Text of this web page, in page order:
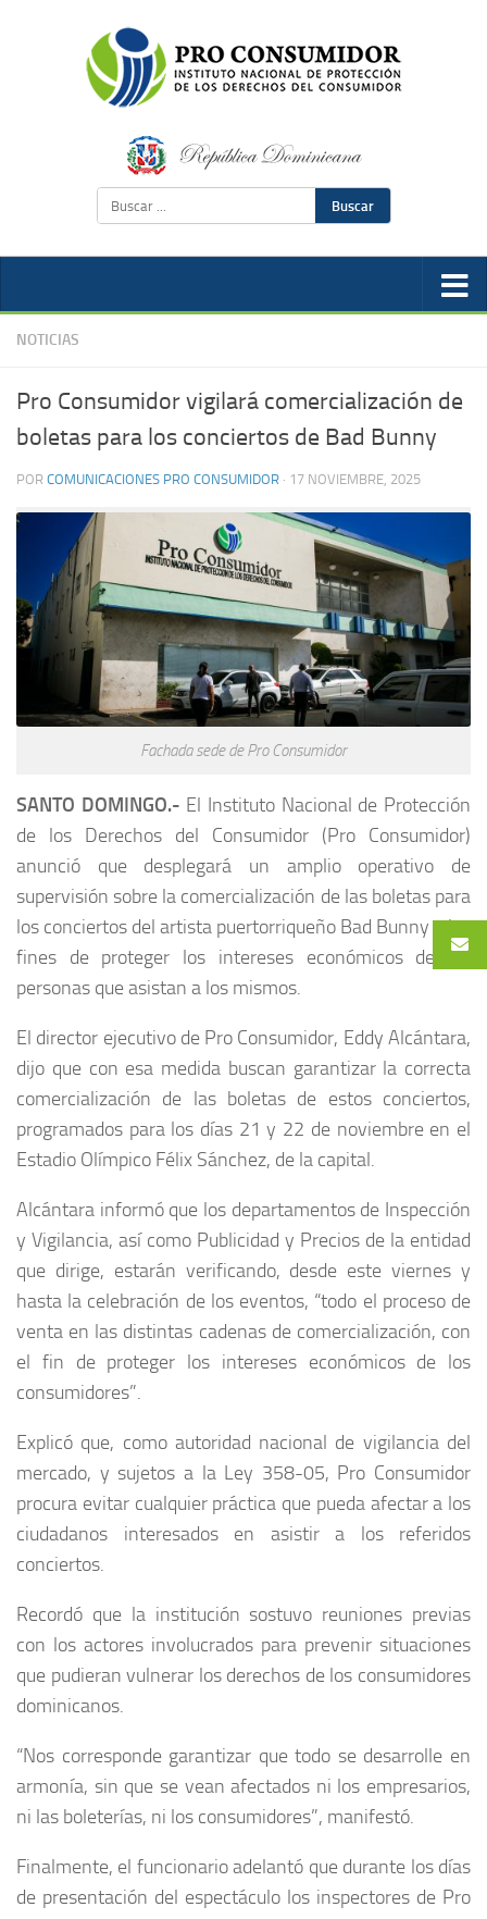
Buscar
NOTICIAS
Pro Consumidor vigilará comercialización de
boletas para los conciertos de Bad Bunny
POR COMUNICACIONES PRO CONSUMIDOR · 17 NOVIEMBRE, 2025
Fachada sede de Pro Consumidor
SANTO DOMINGO.- El Instituto Nacional de Protección
de los Derechos del Consumidor (Pro Consumidor)
anunció que desplegará un amplio operativo de
supervisión sobre la comercialización de las boletas para
los conciertos del artista puertorriqueño Bad Bunny a los
fines de proteger los intereses económicos de las
personas que asistan a los mismos.
El director ejecutivo de Pro Consumidor, Eddy Alcántara,
dijo que con esa medida buscan garantizar la correcta
comercialización de las boletas de estos conciertos,
programados para los días 21 y 22 de noviembre en el
Estadio Olímpico Félix Sánchez, de la capital.
Alcántara informó que los departamentos de Inspección
y Vigilancia, así como Publicidad y Precios de la entidad
que dirige, estarán verificando, desde este viernes y
hasta la celebración de los eventos, “todo el proceso de
venta en las distintas cadenas de comercialización, con
el fin de proteger los intereses económicos de los
consumidores”.
Explicó que, como autoridad nacional de vigilancia del
mercado, y sujetos a la Ley 358-05, Pro Consumidor
procura evitar cualquier práctica que pueda afectar a los
ciudadanos interesados en asistir a los referidos
conciertos.
Recordó que la institución sostuvo reuniones previas
con los actores involucrados para prevenir situaciones
que pudieran vulnerar los derechos de los consumidores
dominicanos.
“Nos corresponde garantizar que todo se desarrolle en
armonía, sin que se vean afectados ni los empresarios,
ni las boleterías, ni los consumidores”, manifestó.
Finalmente, el funcionario adelantó que durante los días
de presentación del espectáculo los inspectores de Pro